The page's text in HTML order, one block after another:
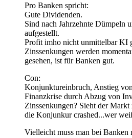
Pro Banken spricht:
Gute Dividenden.
Sind nach Jahrzehnte Dümpeln
aufgestellt.
Profit imho nicht unmittelbar KI
Zinssenkungen werden
gesehen, ist für Banken gut.
Con:
Konjunktureinbruch, Anstieg
Finanzkrise durch Abzug von
Zinssenkungen? Sieht der
die Konjunkur crashed...wer
Vielleicht muss man bei Banken